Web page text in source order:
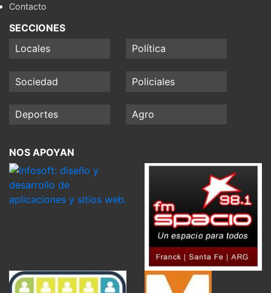
Contacto
SECCIONES
Locales
Política
Sociedad Policiales
Deportes Agro
NOS APOYAN